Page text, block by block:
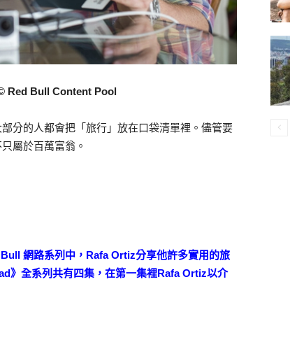
Red Bull Content Pool
分的人都會把「旅行」放在口袋清單裡。儘管要
屬於百萬富翁。
網路系列中，Rafa Ortiz分享他許多實用的旅
》全系列共有四集，在第一集裡Rafa Ortiz以介